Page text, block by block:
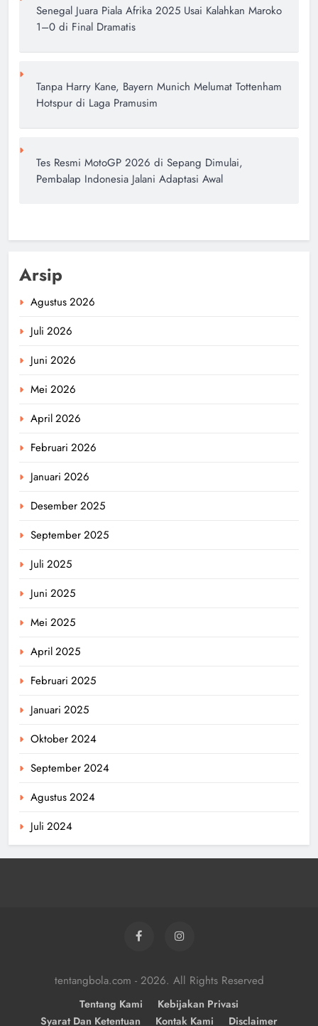
Senegal Juara Piala Afrika 2025 Usai Kalahkan Maroko
1–0 di Final Dramatis
Tanpa Harry Kane, Bayern Munich Melumat Tottenham
Hotspur di Laga Pramusim
Tes Resmi MotoGP 2026 di Sepang Dimulai,
Pembalap Indonesia Jalani Adaptasi Awal
Arsip
Agustus 2026
Juli 2026
Juni 2026
Mei 2026
April 2026
Februari 2026
Januari 2026
Desember 2025
September 2025
Juli 2025
Juni 2025
Mei 2025
April 2025
Februari 2025
Januari 2025
Oktober 2024
September 2024
Agustus 2024
Juli 2024
tentangbola.com - 2026. All Rights Reserved
Tentang Kami
Kebijakan Privasi
Syarat Dan Ketentuan
Kontak Kami Disclaimer